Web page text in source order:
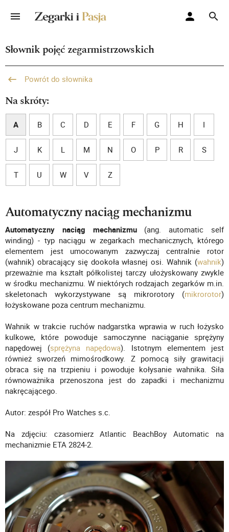
Słownik pojęć zegarmistrzowskich
Powrót do słownika
Na skróty:
A B C D E F G H I
J K L M N O P R S
T U W V Z
Automatyczny naciąg mechanizmu
Automatyczny naciąg mechanizmu(ang. automatic self
winding) - typ naciągu w zegarkach mechanicznych, którego
elementem jest umocowanym zazwyczaj centralnie rotor
(wahnik) obracający się dookoła własnej osi. Wahnik (wahnik)
przeważnie ma kształt półkolistej tarczy ułożyskowany zwykle
w środku mechanizmu. W niektórych rodzajach zegarków m.in.
skeletonach wykorzystywane są mikrorotory (mikrorotor)
łożyskowane poza centrum mechanizmu.
Wahnik w trakcie ruchów nadgarstka wprawia w ruch łożysko
kulkowe, które powoduje samoczynne naciąganie sprężyny
napędowej (sprężyna napędowa). Istotnym elementem jest
również sworzeń mimośrodkowy. Z pomocą siły grawitacji
obraca się na trzpieniu i powoduje kołysanie wahnika. Siła
równoważnika przenoszona jest do zapadki i mechanizmu
nakręcającego.
Autor: zespół Pro Watches s.c.
Na zdjęciu: czasomierz Atlantic BeachBoy Automatic na
mechanizmie ETA 2824-2.